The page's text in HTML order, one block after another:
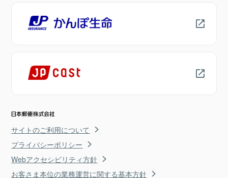
サイトのご利用について
プライバシーポリシー
Webアクセシビリティ方針
お客さま本位の業務運営に関する基本方針